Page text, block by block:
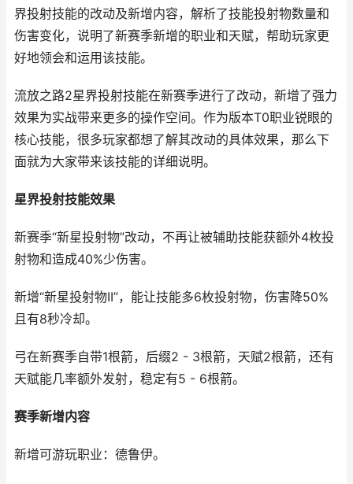
界投射技能的改动及新增内容，解析了技能投射物数量和
伤害变化，说明了新赛季新增的职业和天赋，帮助玩家更
好地领会和运用该技能。
流放之路2星界投射技能在新赛季进行了改动，新增了强力
效果为实战带来更多的操作空间。作为版本T0职业锐眼的
核心技能，很多玩家都想了解其改动的具体效果，那么下
面就为大家带来该技能的详细说明。
星界投射技能效果
新赛季“新星投射物”改动，不再让被辅助技能获额外4枚投
射物和造成40%少伤害。
新增“新星投射物II”，能让技能多6枚投射物，伤害降50%
且有8秒冷却。
弓在新赛季自带1根箭，后缀2 - 3根箭，天赋2根箭，还有
天赋能几率额外发射，稳定有5 - 6根箭。
赛季新增内容
新增可游玩职业：德鲁伊。